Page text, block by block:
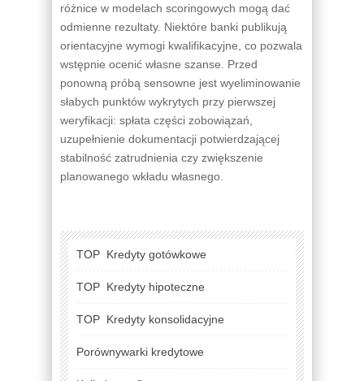
różnice w modelach scoringowych mogą dać
odmienne rezultaty. Niektóre banki publikują
orientacyjne wymogi kwalifikacyjne, co pozwala
wstępnie ocenić własne szanse. Przed
ponowną próbą sensowne jest wyeliminowanie
słabych punktów wykrytych przy pierwszej
weryfikacji: spłata części zobowiązań,
uzupełnienie dokumentacji potwierdzającej
stabilność zatrudnienia czy zwiększenie
planowanego wkładu własnego.
TOP Kredyty gotówkowe
TOP Kredyty hipoteczne
TOP Kredyty konsolidacyjne
Porównywarki kredytowe